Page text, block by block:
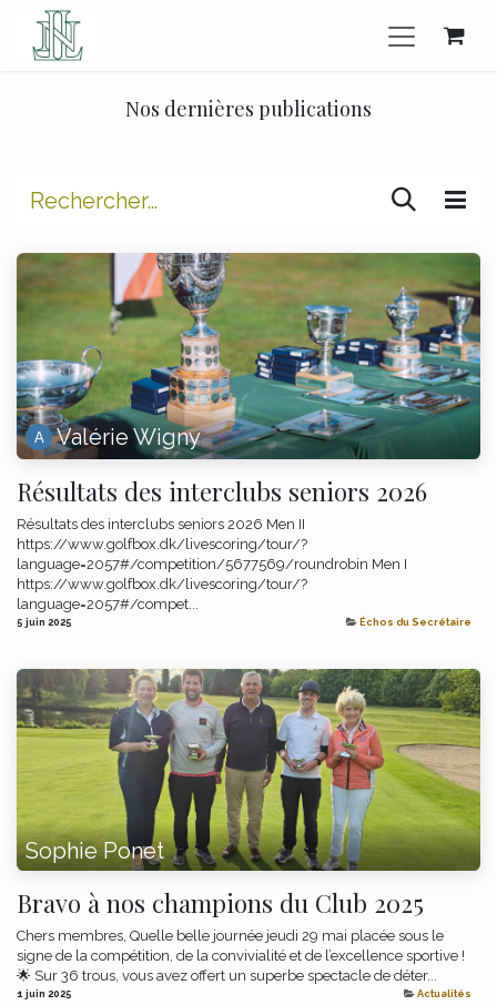
Se rendre au contenu
Nos dernières publications
Valérie Wigny
Résultats des interclubs seniors 2026
Résultats des interclubs seniors 2026 Men II
https://www.golfbox.dk/livescoring/tour/?
language=2057#/competition/5677569/roundrobin Men I
https://www.golfbox.dk/livescoring/tour/?
language=2057#/compet...
5 juin 2025 Échos du Secrétaire
Sophie Ponet
Bravo à nos champions du Club 2025
Chers membres, Quelle belle journée jeudi 29 mai placée sous le
signe de la compétition, de la convivialité et de l’excellence sportive !
🌟 Sur 36 trous, vous avez offert un superbe spectacle de déter...
1 juin 2025 Actualités